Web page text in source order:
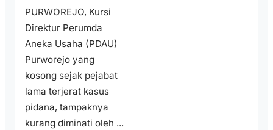
PURWOREJO, Kursi
Direktur Perumda
Aneka Usaha (PDAU)
Purworejo yang
kosong sejak pejabat
lama terjerat kasus
pidana, tampaknya
kurang diminati oleh ...